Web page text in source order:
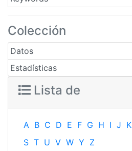
Colección
Datos
Estadísticas
Lista de
A B C D E F G H I J K
S T U V W Y Z